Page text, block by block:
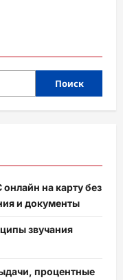
Поиск
на карту без
и документы
звучания
процентные